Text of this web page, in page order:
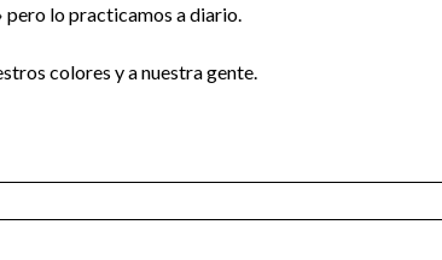
pero lo practicamos a diario.
colores y a nuestra gente.